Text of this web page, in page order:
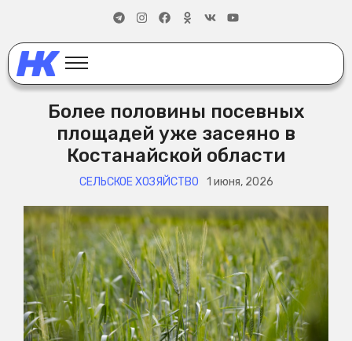
Более половины посевных
площадей уже засеяно в
Костанайской области
СЕЛЬСКОЕ ХОЗЯЙСТВО 1 июня, 2026